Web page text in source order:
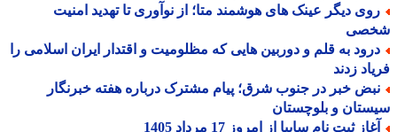
دیگر عینک های هوشمند متا؛ از نوآوری تا تهدید امنیت
به قلم و دوربین هایی که مظلومیت و اقتدار ایران اسلامی را
زدند
خبر در جنوب شرق؛ پیام مشترک درباره هفته خبرنگار
و بلوچستان
ثبت نام سایپا از امروز 17 مرداد 1405